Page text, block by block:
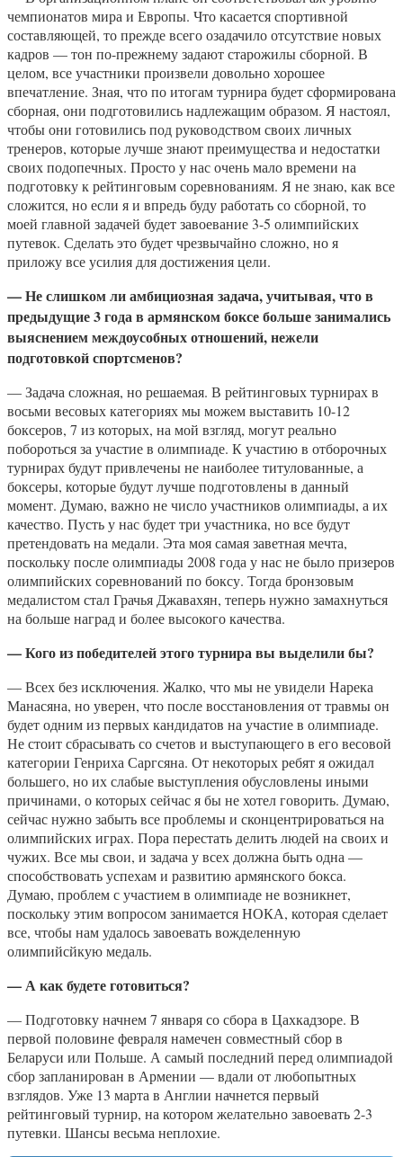
чемпионатов мира и Европы. Что касается спортивной
составляющей, то прежде всего озадачило отсутствие новых
кадров — тон по-прежнему задают старожилы сборной. В
целом, все участники произвели довольно хорошее
впечатление. Зная, что по итогам турнира будет сформирована
сборная, они подготовились надлежащим образом. Я настоял,
чтобы они готовились под руководством своих личных
тренеров, которые лучше знают преимущества и недостатки
своих подопечных. Просто у нас очень мало времени на
подготовку к рейтинговым соревнованиям. Я не знаю, как все
сложится, но если я и впредь буду работать со сборной, то
моей главной задачей будет завоевание 3-5 олимпийских
путевок. Сделать это будет чрезвычайно сложно, но я
приложу все усилия для достижения цели.
— Не слишком ли амбициозная задача, учитывая, что в
предыдущие 3 года в армянском боксе больше занимались
выяснением междоусобных отношений, нежели
подготовкой спортсменов?
— Задача сложная, но решаемая. В рейтинговых турнирах в
восьми весовых категориях мы можем выставить 10-12
боксеров, 7 из которых, на мой взгляд, могут реально
побороться за участие в олимпиаде. К участию в отборочных
турнирах будут привлечены не наиболее титулованные, а
боксеры, которые будут лучше подготовлены в данный
момент. Думаю, важно не число участников олимпиады, а их
качество. Пусть у нас будет три участника, но все будут
претендовать на медали. Эта моя самая заветная мечта,
поскольку после олимпиады 2008 года у нас не было призеров
олимпийских соревнований по боксу. Тогда бронзовым
медалистом стал Грачья Джавахян, теперь нужно замахнуться
на больше наград и более высокого качества.
— Кого из победителей этого турнира вы выделили бы?
— Всех без исключения. Жалко, что мы не увидели Нарека
Манасяна, но уверен, что после восстановления от травмы он
будет одним из первых кандидатов на участие в олимпиаде.
Не стоит сбрасывать со счетов и выступающего в его весовой
категории Генриха Саргсяна. От некоторых ребят я ожидал
большего, но их слабые выступления обусловлены иными
причинами, о которых сейчас я бы не хотел говорить. Думаю,
сейчас нужно забыть все проблемы и сконцентрироваться на
олимпийских играх. Пора перестать делить людей на своих и
чужих. Все мы свои, и задача у всех должна быть одна —
способствовать успехам и развитию армянского бокса.
Думаю, проблем с участием в олимпиаде не возникнет,
поскольку этим вопросом занимается НОКА, которая сделает
все, чтобы нам удалось завоевать вожделенную
олимпийсйкую медаль.
— А как будете готовиться?
— Подготовку начнем 7 января со сбора в Цахкадзоре. В
первой половине февраля намечен совместный сбор в
Беларуси или Польше. А самый последний перед олимпиадой
сбор запланирован в Армении — вдали от любопытных
взглядов. Уже 13 марта в Англии начнется первый
рейтинговый турнир, на котором желательно завоевать 2-3
путевки. Шансы весьма неплохие.